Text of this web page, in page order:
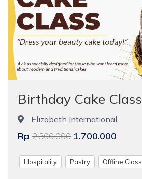
Birthday Cake Class
Elizabeth International
Rp 2.300.000 1.700.000
Hospitality Pastry Offline Class